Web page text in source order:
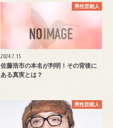
男性芸能人
2024.7.15
佐藤浩市の本名が判明！その背後に
ある真実とは？
男性芸能人